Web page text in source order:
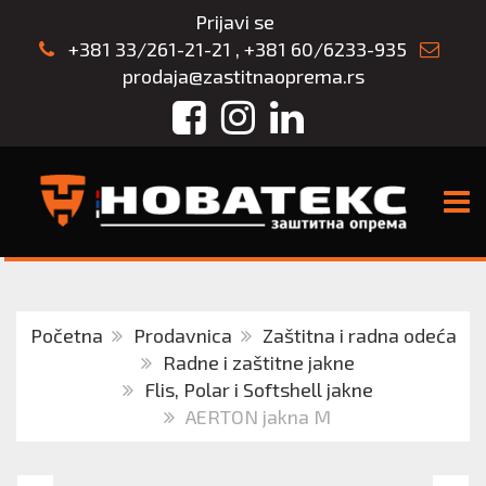
Prijavi se
+381 33/261-21-21 , +381 60/6233-935
prodaja@zastitnaoprema.rs
FacebookInstagram
LinkedIn
Početna Prodavnica
Zaštitna i radna odeća
Radne i zaštitne jakne
Flis, Polar i Softshell jakne
AERTON jakna M